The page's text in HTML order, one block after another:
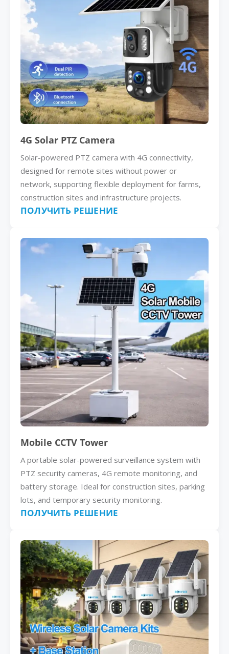
4G Solar PTZ Camera
Solar-powered PTZ camera with 4G connectivity,
designed for remote sites without power or
network, supporting flexible deployment for farms,
construction sites and infrastructure projects.
ПОЛУЧИТЬ РЕШЕНИЕ
Mobile CCTV Tower
A portable solar-powered surveillance system with
PTZ security cameras, 4G remote monitoring, and
battery storage. Ideal for construction sites, parking
lots, and temporary security monitoring.
ПОЛУЧИТЬ РЕШЕНИЕ